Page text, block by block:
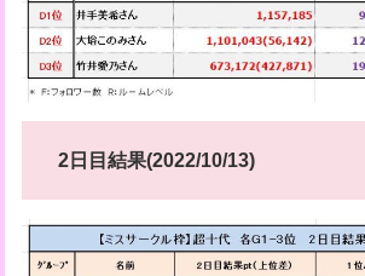
2日目結果(2022/10/13)